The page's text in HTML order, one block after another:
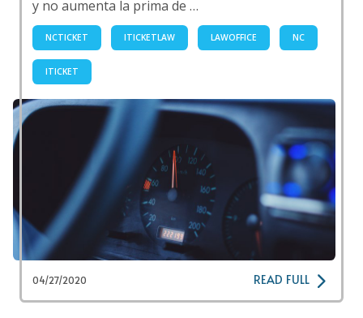
y no aumenta la prima de …
NCTICKET ITICKETLAW LAWOFFICE NC
ITICKET
04/27/2020 READ FULL